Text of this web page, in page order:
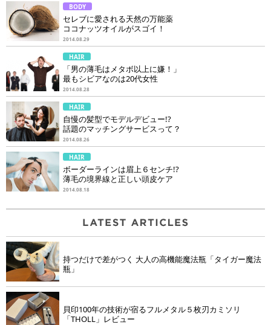
BODY
セレブに愛される天然の万能薬
ココナッツオイルがスゴイ！
2014.08.29
HAIR
「男の薄毛はメタボ以上に嫌！」
最もシビアなのは20代女性
2014.08.28
HAIR
自慢の髪型でモデルデビュー!?
話題のマッチングサービスって？
2014.08.26
HAIR
ボーダーラインは眉上６センチ!?
薄毛の境界線と正しい頭皮ケア
2014.08.18
持つだけで差がつく 大人の高機能魔法瓶「タイガー魔法
瓶」
貝印100年の技術が宿るフルメタル５枚刃カミソリ
「THOLL」レビュー